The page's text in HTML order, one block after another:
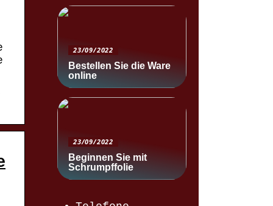
23/09/2022
Bestellen Sie die Ware
online
23/09/2022
Beginnen Sie mit
Schrumpffolie